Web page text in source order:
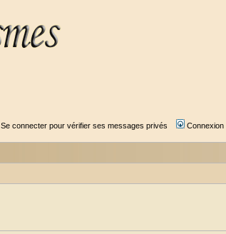
Se connecter pour vérifier ses messages privés Connexion